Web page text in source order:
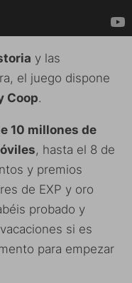
y las
el juego dispone
Coop.
10 millones de
, hasta el 8 de
y premios
de EXP y oro
probado y
si es
para empezar